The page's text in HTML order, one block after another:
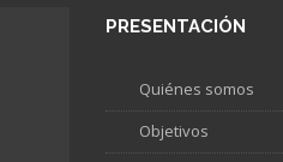
PRESENTACIÓN
Quiénes somos
Objetivos